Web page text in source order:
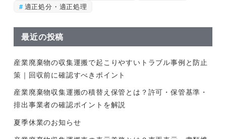
適正処分・適正処理
最近の投稿
産業廃棄物の収集運搬で起こりやすいトラブル事例と防止
策｜回収前に確認すべきポイント
産業廃棄物収集運搬の積替え保管とは？許可・保管基準・
排出事業者の確認ポイントを解説
夏季休業のお知らせ